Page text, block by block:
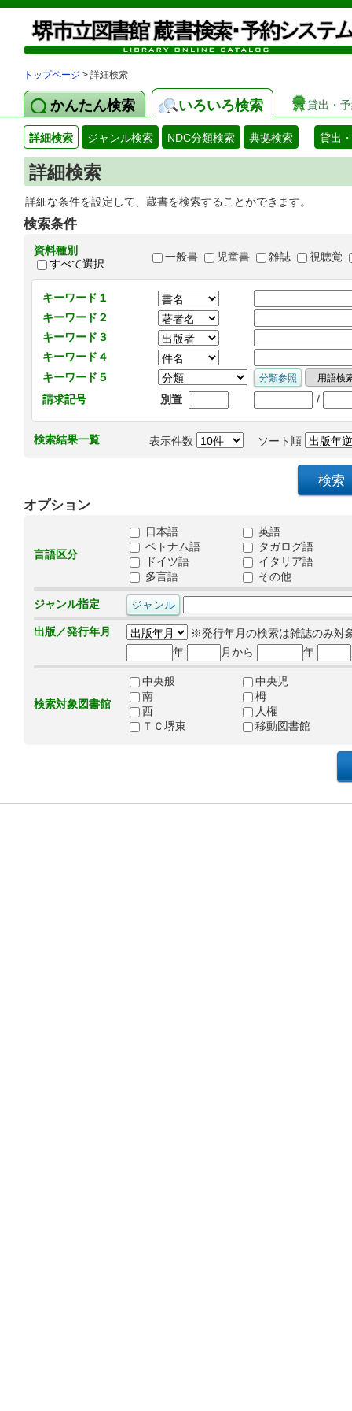
トップページ > 詳細検索
かんたん検索 いろいろ検索 貸出・
詳細検索 ジャンル検索 NDC分類検索 典拠検索 貸出
詳細検索
詳細な条件を設定して、蔵書を検索することができます。
検索条件
資料種別
すべて選択
一般書 児童書 雑誌 視聴覚
キーワード１
キーワード２
キーワード３
キーワード４
キーワード５
請求記号
別置 /
検索結果一覧 表示件数 ソート順
オプション
言語区分
日本語
英語
ベトナム語
タガログ語
ドイツ語
イタリア語
多言語
その他
ジャンル指定
出版／発行年月
※発行年月の検索は雑誌のみ対
年
月から 年
検索対象図書館
中央般
中央児
南
栂
西
人権
ＴＣ堺東
移動図書館